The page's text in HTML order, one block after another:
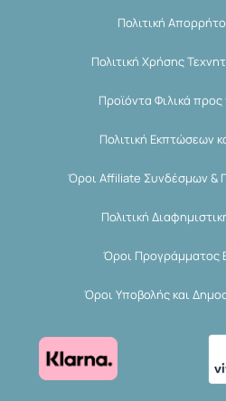
Πολιτική
Πολιτική Χρήσης
Προϊόντα Φιλικά
Πολιτική Εκπτώσεων
Όροι Affiliate Συνδέσμων &
Πολιτική
Όροι Προγράμματος
Όροι Υποβολής και